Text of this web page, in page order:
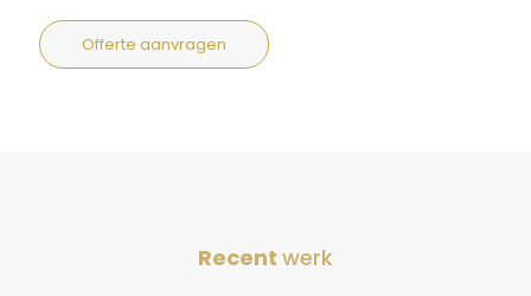
Offerte aanvragen
Recent werk